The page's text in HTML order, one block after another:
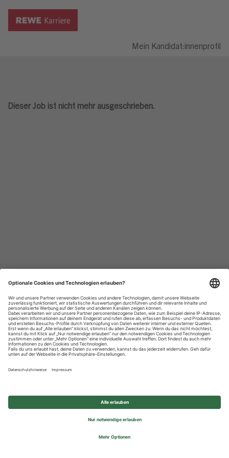
Mein Kandidat:innenprofil
Dieser Job ist nicht mehr ausgeschrieben.
Datenschutzhinweise
Impressum
Privatsphäre-Einstellungen
© 2026 REWE Group - All rights reserved